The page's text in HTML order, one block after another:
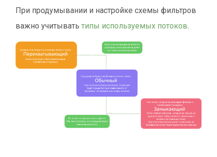
При продумывании и настройке схемы фильтров
важно учитывать типы используемых потоков.